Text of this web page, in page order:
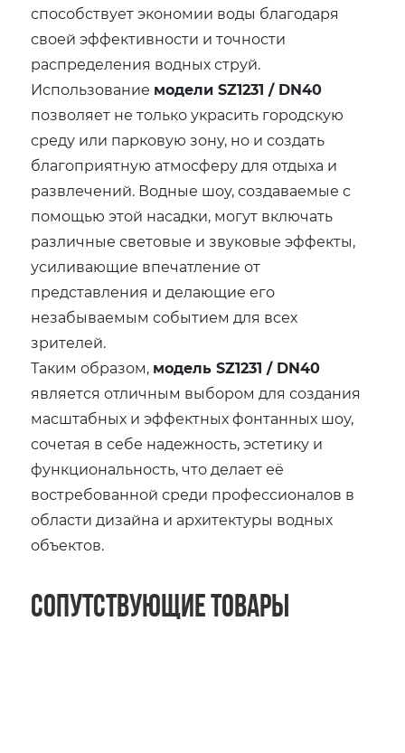
способствует экономии воды благодаря
своей эффективности и точности
распределения водных струй.
Использование модели SZ1231 / DN40
позволяет не только украсить городскую
среду или парковую зону, но и создать
благоприятную атмосферу для отдыха и
развлечений. Водные шоу, создаваемые с
помощью этой насадки, могут включать
различные световые и звуковые эффекты,
усиливающие впечатление от
представления и делающие его
незабываемым событием для всех
зрителей.
Таким образом, модель SZ1231 / DN40
является отличным выбором для создания
масштабных и эффектных фонтанных шоу,
сочетая в себе надежность, эстетику и
функциональность, что делает её
востребованной среди профессионалов в
области дизайна и архитектуры водных
объектов.
Сопутствующие товары